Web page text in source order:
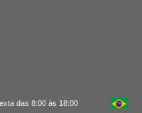
das 8:00 às 18:00